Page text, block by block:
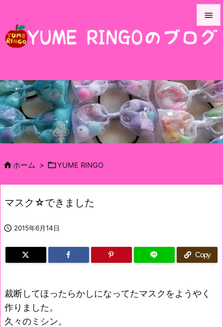



前へ

次へ

ホーム > YUME RINGO
マスク☆できました
 2015年6月14日
Copy
裁断してほったらかしになってたマスクをようやく
作りました。
久々のミシン。